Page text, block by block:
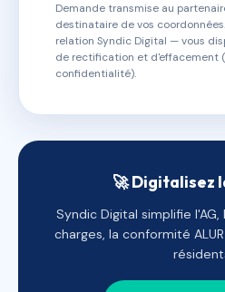
Demande transmise au
destinataire de vos
relation Syndic Digital — vous
de rectification et d'effacement
confidentialité).
🚀 Digitalisez
Syndic Digital simplifie
charges, la conformité